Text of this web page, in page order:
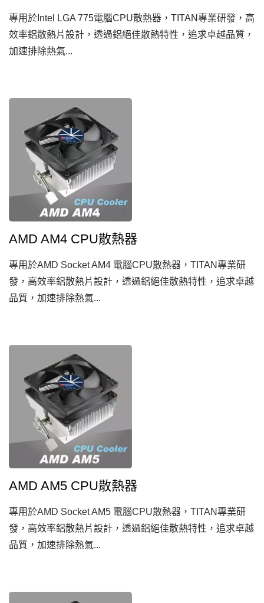
專用於Intel LGA 775電腦CPU散熱器，TITAN專業研發，高
效率鋁散熱片設計，透過鋁絕佳散熱特性，追求卓越品質，
加速排除熱氣...
AMD AM4 CPU散熱器
專用於AMD Socket AM4 電腦CPU散熱器，TITAN專業研
發，高效率鋁散熱片設計，透過鋁絕佳散熱特性，追求卓越
品質，加速排除熱氣...
AMD AM5 CPU散熱器
專用於AMD Socket AM5 電腦CPU散熱器，TITAN專業研
發，高效率鋁散熱片設計，透過鋁絕佳散熱特性，追求卓越
品質，加速排除熱氣...